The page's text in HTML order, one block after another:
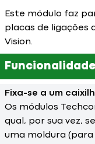
Este módulo faz
placas de ligações
Vision.
Fixa-se a um
Os módulos
qual, por sua vez,
uma moldura (para